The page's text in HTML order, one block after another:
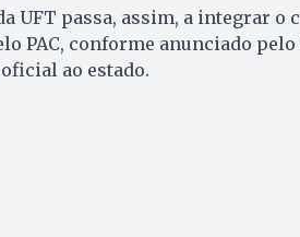
UFT passa, assim, a integrar o
PAC, conforme anunciado
ao estado.